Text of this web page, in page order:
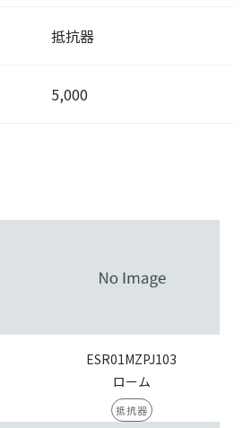
抵抗器
5,000
ESR01MZPJ103
ローム
抵抗器